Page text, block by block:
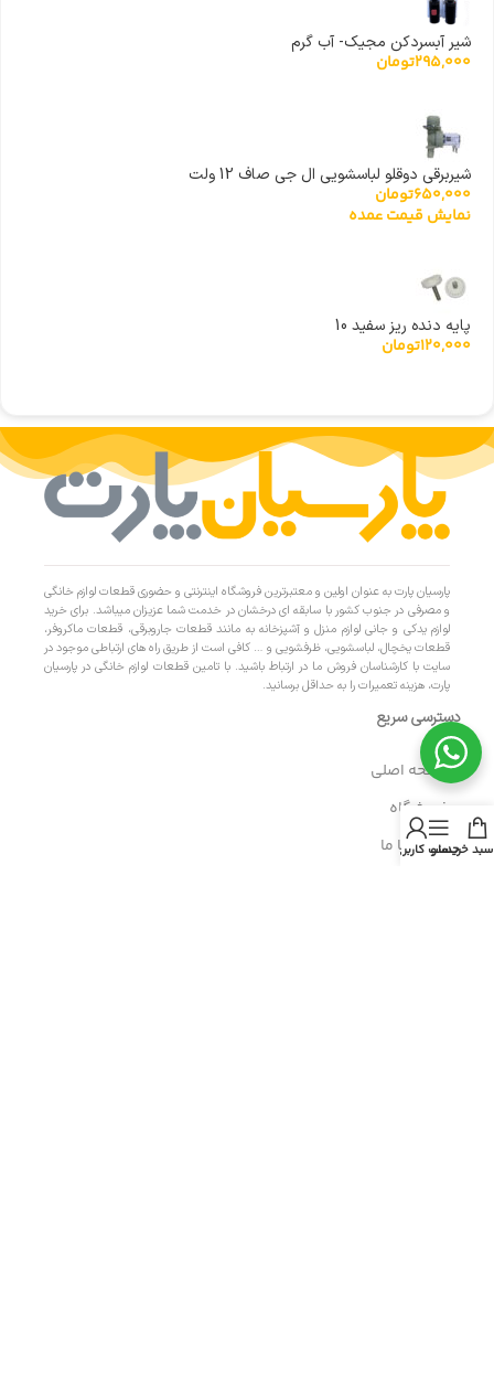
شیر آبسردکن مجیک- آب گرم
295,000تومان
شیربرقی دوقلو لباسشویی ال جی صاف 12 ولت
650,000تومان
نمایش قیمت عمده
پایه دنده ریز سفید 10
120,000تومان
پارسیان پارت به عنوان اولین و معتبرترین فروشگاه اینترنتی و حضوری قطعات لوازم خانگی
و مصرفی در جنوب کشور با سابقه ای درخشان در خدمت شما عزیزان میباشد. برای خرید
لوازم یدکی و جانی لوازم منزل و آشپزخانه به مانند قطعات جاروبرقی، قطعات ماکروفر،
قطعات یخچال، لباسشویی، ظرفشویی و … کافی است از طریق راه های ارتباطی موجود در
سایت با کارشناسان فروش ما در ارتباط باشید. با تامین قطعات لوازم خانگی در پارسیان
پارت، هزینه تعمیرات را به حداقل برسانید.
دسترسی سریع
- صفحه اصلی
- فروشگاه
- تماس با ماسبد خریدمنو
حساب کاربری من